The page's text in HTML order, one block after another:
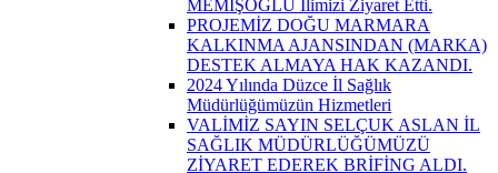
MEMİŞOĞLU İlimizi Ziyaret Etti.
PROJEMİZ DOĞU MARMARA
KALKINMA AJANSINDAN (MARKA)
DESTEK ALMAYA HAK KAZANDI.
2024 Yılında Düzce İl Sağlık
Müdürlüğümüzün Hizmetleri
VALİMİZ SAYIN SELÇUK ASLAN İL
SAĞLIK MÜDÜRLÜĞÜMÜZÜ
ZİYARET EDEREK BRİFİNG ALDI.